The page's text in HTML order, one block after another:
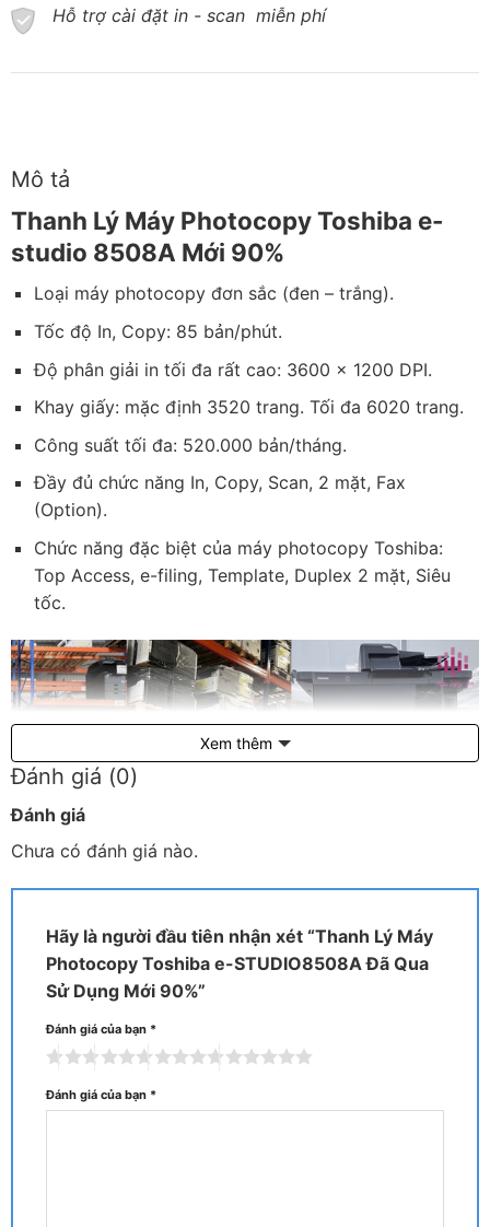
Hỗ trợ cài đặt in - scan miễn phí
Mô tả
Thanh Lý Máy Photocopy Toshiba e-
studio 8508A Mới 90%
Loại máy photocopy đơn sắc (đen – trắng).
Tốc độ In, Copy: 85 bản/phút.
Độ phân giải in tối đa rất cao: 3600 x 1200 DPI.
Khay giấy: mặc định 3520 trang. Tối đa 6020 trang.
Công suất tối đa: 520.000 bản/tháng.
Đầy đủ chức năng In, Copy, Scan, 2 mặt, Fax
(Option).
Chức năng đặc biệt của máy photocopy Toshiba:
Top Access, e-filing, Template, Duplex 2 mặt, Siêu
tốc.
Thanh Lý Máy Photocopy Toshiba e-STUDIO8508A Đã Qua
Thông số kỹ thuật máy photocopy Toshiba
Thông số kỹ thuật chung của máy photocopy
Công nghệ in/copy: Laser
Xem thêm
Đánh giá (0)
Đánh giá
Chưa có đánh giá nào.
Hãy là người đầu tiên nhận xét “Thanh Lý Máy
Photocopy Toshiba e-STUDIO8508A Đã Qua
Sử Dụng Mới 90%”
Đánh giá của bạn *
Đánh giá của bạn *